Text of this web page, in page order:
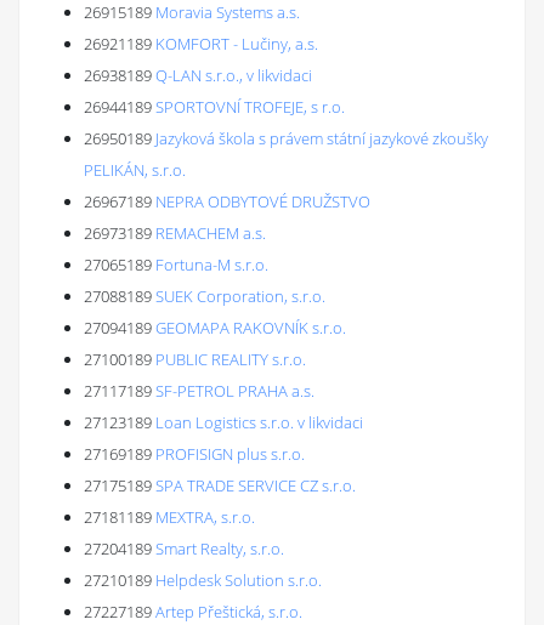
26915189 Moravia Systems a.s.
26921189 KOMFORT - Lučiny, a.s.
26938189Q-LAN s.r.o., v likvidaci
26944189SPORTOVNÍ TROFEJE, s r.o.
26950189 Jazyková škola s právem státní jazykové zkoušky
PELIKÁN, s.r.o.
26967189 NEPRA ODBYTOVÉ DRUŽSTVO
26973189 REMACHEM a.s.
27065189 Fortuna-M s.r.o.
27088189SUEK Corporation, s.r.o.
27094189GEOMAPA RAKOVNÍK s.r.o.
27100189 PUBLIC REALITY s.r.o.
27117189SF-PETROL PRAHA a.s.
27123189 Loan Logistics s.r.o. v likvidaci
27169189 PROFISIGN plus s.r.o.
27175189SPA TRADE SERVICE CZ s.r.o.
27181189 MEXTRA, s.r.o.
27204189Smart Realty, s.r.o.
27210189 Helpdesk Solution s.r.o.
27227189Artep Přeštická, s.r.o.